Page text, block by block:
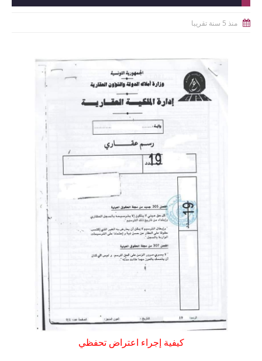
 منذ 5 سنة تقريبا
كيفية إجراء اعتراض تحفظي